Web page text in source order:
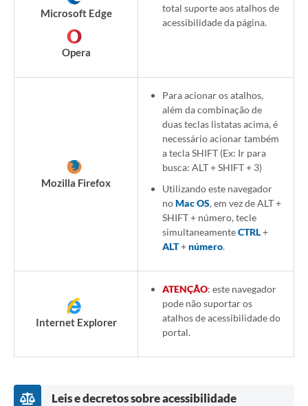
Microsoft Edge
Opera
total suporte aos atalhos de
acessibilidade da página.
Mozilla Firefox
Para acionar os atalhos,
além da combinação de
duas teclas listatas acima, é
necessário acionar também
a tecla SHIFT (Ex: Ir para
busca: ALT + SHIFT + 3)
Utilizando este navegador
noMac OS, em vez de ALT +
SHIFT + número, tecle
simultaneamenteCTRL+
ALT+número.
Internet Explorer
ATENÇÃO: este navegador
pode não suportar os
atalhos de acessibilidade do
portal.
Leis e decretos sobre acessibilidade